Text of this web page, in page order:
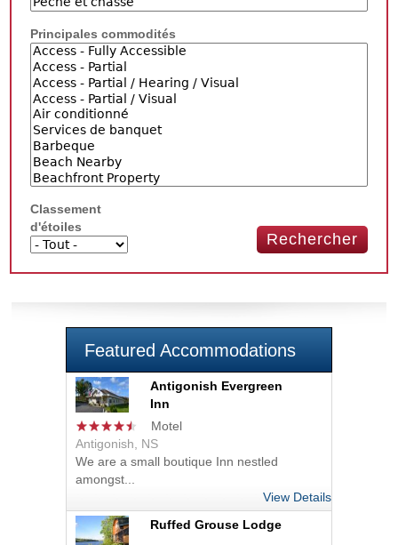
Principales commodités
Classement
d'étoiles
Featured Accommodations
Antigonish Evergreen
Inn
Motel
Antigonish, NS
We are a small boutique Inn nestled
amongst...
View Details
Ruffed Grouse Lodge